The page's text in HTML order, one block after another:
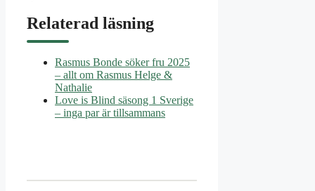
Relaterad läsning
Rasmus Bonde söker fru 2025
– allt om Rasmus Helge &
Nathalie
Love is Blind säsong 1 Sverige
– inga par är tillsammans